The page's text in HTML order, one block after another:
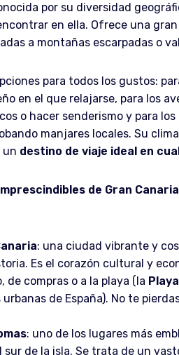
por su diversidad
en ella. Ofrece una
a montañas escarpadas o
para todos los gustos:
en el que relajarse, para los
o hacer senderismo y para los
manjares locales. Su
un destino de viaje ideal en
de Gran Canaria
: una ciudad vibrante y
Es el corazón cultural y
compras o a la playa (la
de España). No te
: uno de los lugares más
de la isla. Se trata de un